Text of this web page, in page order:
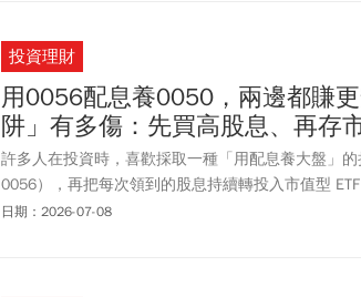
投資理財
用0056配息養0050，兩邊都賺
阱」有多傷：先買高股息、再存
許多人在投資時，喜歡採取一種「用配息養大盤」
0056），再把每次領到的股息持續轉投入市值型
全感，又能參與大盤成長。高股息 ETF 確實是一個
日期：2026-07-08